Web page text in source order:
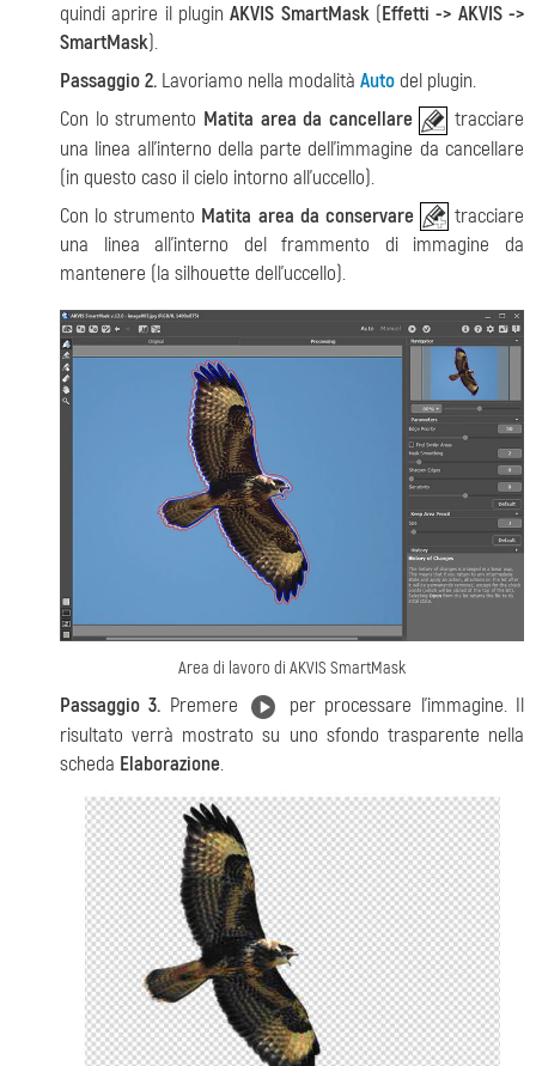
quindi aprire il pluginAKVIS SmartMask(Effetti -> AKVIS ->
SmartMask).
Passaggio 2. Lavoriamo nella modalità Auto del plugin.
Con lo strumento Matita area da cancellare
tracciare
una linea all’interno della parte dell’immagine da cancellare
(in questo caso il cielo intorno all’uccello).
Con lo strumento Matita area da conservare
tracciare
una linea all’interno del frammento di immagine da
mantenere (la silhouette dell’uccello).
Area di lavoro di AKVIS SmartMask
Passaggio 3. Premere
per processare l’immagine. Il
risultato verrà mostrato su uno sfondo trasparente nella
scheda Elaborazione.